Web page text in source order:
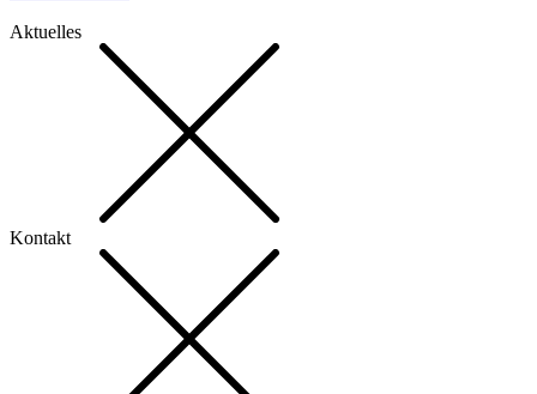
Aktuelles
Kontakt